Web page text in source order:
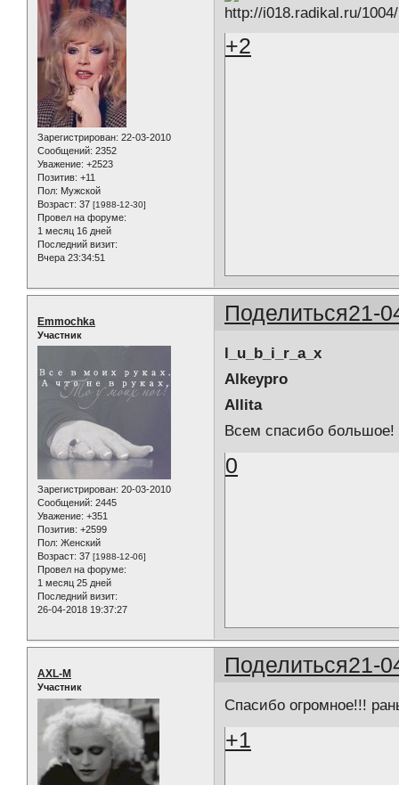
Зарегистрирован: 22-03-2010
Сообщений: 2352
Уважение: +2523
Позитив: +11
Пол: Мужской
Возраст: 37 [1988-12-30]
Провел на форуме:
1 месяц 16 дней
Последний визит:
Вчера 23:34:51
+2
Поделиться21-
Emmochka
Участник
Зарегистрирован: 20-03-2010
Сообщений: 2445
Уважение: +351
Позитив: +2599
Пол: Женский
Возраст: 37 [1988-12-06]
Провел на форуме:
1 месяц 25 дней
Последний визит:
26-04-2018 19:37:27
l_u_b_i_r_a_x
Alkeypro
Allita
Всем спасибо большое!
0
Поделиться21-
AXL-M
Участник
Спасибо огромное!!!
+1